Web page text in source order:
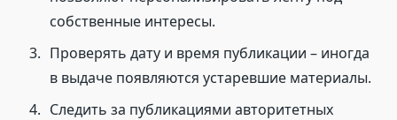
собственные интересы.
Проверять дату и время публикации – иногда
в выдаче появляются устаревшие материалы.
Следить за публикациями авторитетных